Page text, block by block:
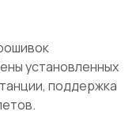
установленных
поддержка